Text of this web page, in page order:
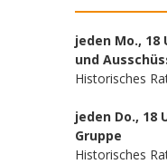
jeden Mo.,
und
Historisches
jeden Do., 18
Gruppe
Historisches